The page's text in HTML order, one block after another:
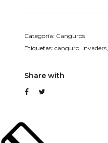
Categoría: Canguros
Etiquetas: canguro, invaders,
Share with